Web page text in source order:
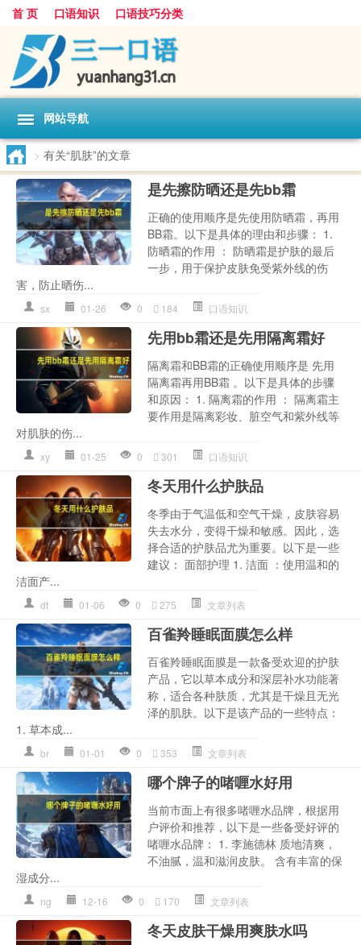
首 页 口语知识 口语技巧分类
网站导航
> 有关“肌肤”的文章
是先擦防晒还是先bb霜
正确的使用顺序是先使用防晒霜，再用
BB霜。以下是具体的理由和步骤： 1.
防晒霜的作用 ： 防晒霜是护肤的最后
一步，用于保护皮肤免受紫外线的伤
害，防止晒伤...
sx 01-26 0 184 口语知识
先用bb霜还是先用隔离霜好
隔离霜和BB霜的正确使用顺序是 先用
隔离霜再用BB霜 。以下是具体的步骤
和原因： 1. 隔离霜的作用 ： 隔离霜主
要作用是隔离彩妆、脏空气和紫外线等
对肌肤的伤...
xy 01-25 0 301 口语知识
冬天用什么护肤品
冬季由于气温低和空气干燥，皮肤容易
失去水分，变得干燥和敏感。因此，选
择合适的护肤品尤为重要。以下是一些
建议： 面部护理 1. 洁面 ：使用温和的
洁面产...
dt 01-06 0 275 文章列表
百雀羚睡眠面膜怎么样
百雀羚睡眠面膜是一款备受欢迎的护肤
产品，它以草本成分和深层补水功能著
称，适合各种肤质，尤其是干燥且无光
泽的肌肤。以下是该产品的一些特点：
1. 草本成...
br 01-01 0 353 文章列表
哪个牌子的啫喱水好用
当前市面上有很多啫喱水品牌，根据用
户评价和推荐，以下是一些备受好评的
啫喱水品牌： 1. 李施德林 质地清爽，
不油腻，温和滋润皮肤。 含有丰富的保
湿成分...
ng 12-16 0 170 文章列表
冬天皮肤干燥用爽肤水吗